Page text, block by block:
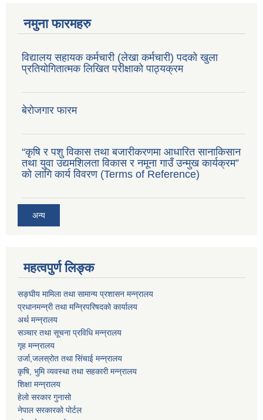
नमुना फारमहरु
विद्यालय सहायक कर्मचारी (लेखा कर्मचारी) पदको खुला
प्रतियोगितात्मक लिखित परीक्षाको पाठ्यक्रम
बेरोजगार फारम
“कृषि र पशु विकास तथा बजारीकरणमा आधारित सानाकिसान
तथा युवा उद्यमशिलता विकास र नमूना गाउँ उन्मुख कार्यक्रम”
को लागि कार्य विवरण (Terms of Reference)
अन्य
महत्वपुर्ण लिङ्क
सङ्घीय मामिला तथा सामान्य प्रशासन मन्न्रालय
प्रधानमन्न्री तथा मन्न्रिपरिषदको कार्यालय
अर्थ मन्न्रालय
सञ्चार तथा सूचना प्रविधि मन्न्रालय
गृह मन्न्रालय
उर्जा,जलस्रोत तथा सिंचाई मन्न्रालय
कृषि, भुमि व्यवस्था तथा सहकारी मन्न्रालय
शिक्षा मन्न्रालय
हेलो सरकार गुनासो
नेपाल सरकारको पोर्टल